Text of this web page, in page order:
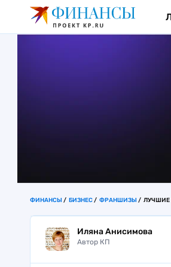
ФИНАНСЫ БИЗНЕС ФРАНШИЗЫ ЛУЧШИЕ
Иляна Анисимова
Автор КП